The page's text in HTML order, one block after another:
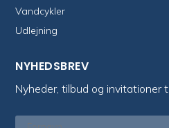
Vandcykler
Udlejning
NYHEDSBREV
Nyheder, tilbud og invitationer